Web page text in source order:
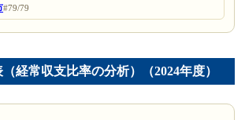
#79/79
経常収支比率の分析）（2024年度）